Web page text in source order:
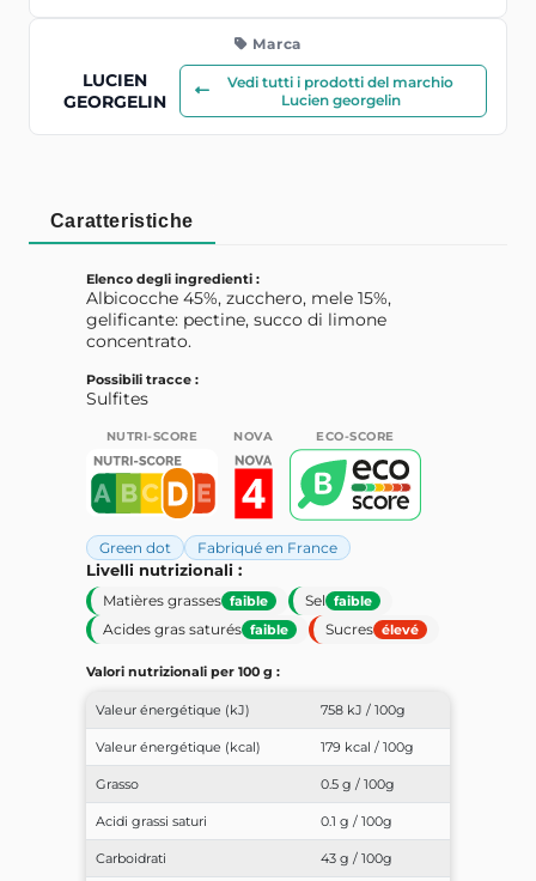
Marca
LUCIEN
GEORGELIN
Vedi tutti i prodotti del marchio
Lucien georgelin
Caratteristiche
Elenco degli ingredienti :
Albicocche 45%, zucchero, mele 15%,
gelificante: pectine, succo di limone
concentrato.
Possibili tracce :
Sulfites
NUTRI-SCORE NOVA ECO-SCORE
Green dot Fabriqué en France
Livelli nutrizionali :
Matières grasses faible Sel faible
Acides gras saturés faible Sucres élevé
Valori nutrizionali per 100 g :
Valeur énergétique (kJ) 758 kJ / 100g
Valeur énergétique (kcal) 179 kcal / 100g
Grasso 0.5 g / 100g
Acidi grassi saturi 0.1 g / 100g
Carboidrati 43 g / 100g